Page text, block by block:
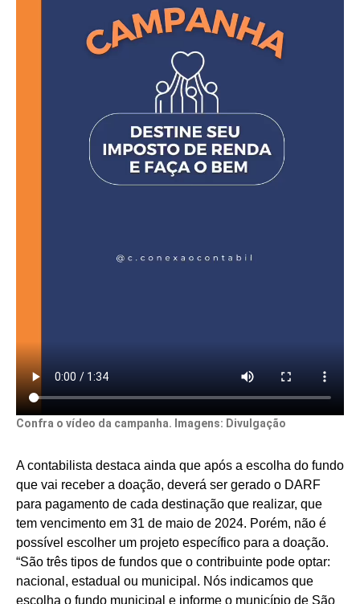
Confra o vídeo da campanha. Imagens: Divulgação
A contabilista destaca ainda que após a escolha do fundo
que vai receber a doação, deverá ser gerado o DARF
para pagamento de cada destinação que realizar, que
tem vencimento em 31 de maio de 2024. Porém, não é
possível escolher um projeto específico para a doação.
“São três tipos de fundos que o contribuinte pode optar:
nacional, estadual ou municipal. Nós indicamos que
escolha o fundo municipal e informe o município de São